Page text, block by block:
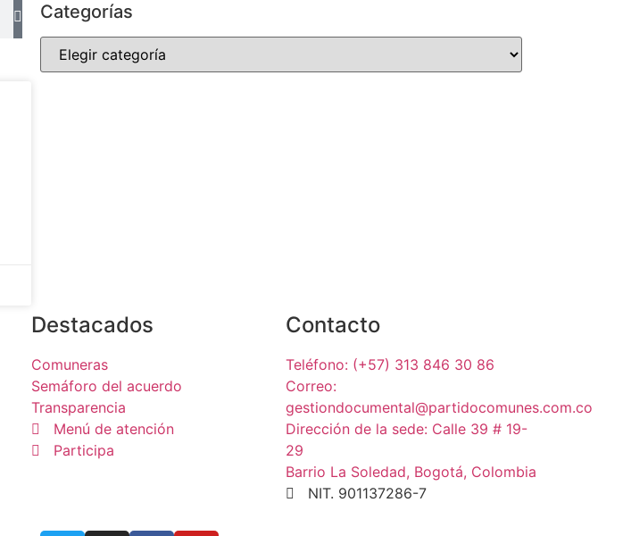
Categorías
Destacados
Comuneras
Semáforo del acuerdo
Transparencia
Menú de atención
Participa
Contacto
Teléfono: (+57) 313 846 30 86
Correo:
gestiondocumental@partidocomunes.com.co
Dirección de la sede: Calle 39 # 19-
29
Barrio La Soledad, Bogotá, Colombia
NIT. 901137286-7